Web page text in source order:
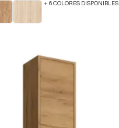
+ 6 COLORES DISPONIBLES